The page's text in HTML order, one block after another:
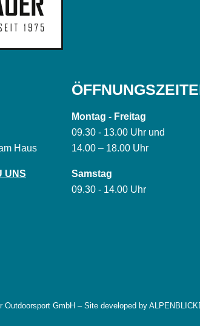
Haus
UNS
Montag - Freitag
09.30 - 13.00 Uhr und
14.00 – 18.00 Uhr
Samstag
09.30 - 14.00 Uhr
Outdoorsport GmbH – Site developed by